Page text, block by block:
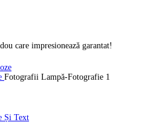
care impresionează garantat!
Fotografii Lampă-Fotografie 1